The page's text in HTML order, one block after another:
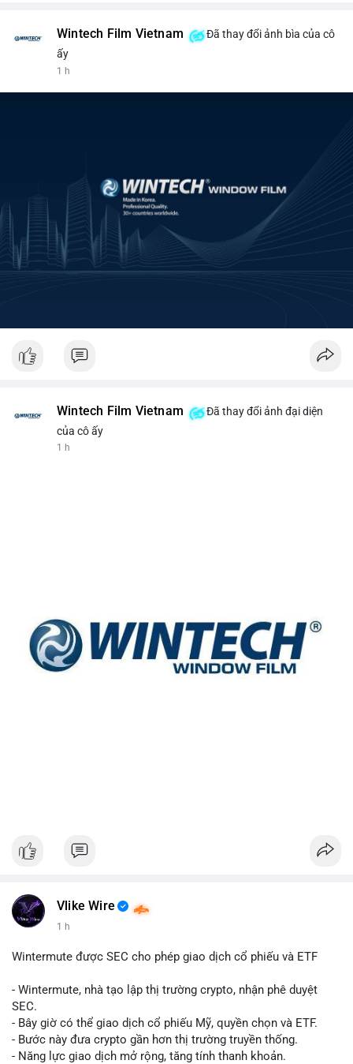
Wintech Film Vietnam
Đã thay đổi ảnh bìa của cô
ấy
1 h
Wintech Film Vietnam
Đã thay đổi ảnh đại diện
của cô ấy
1 h
Vlike Wire
1 h
Wintermute được SEC cho phép giao dịch cổ phiếu và ETF
- Wintermute, nhà tạo lập thị trường crypto, nhận phê duyệt
SEC.
- Bây giờ có thể giao dịch cổ phiếu Mỹ, quyền chọn và ETF.
- Bước này đưa crypto gần hơn thị trường truyền thống.
- Năng lực giao dịch mở rộng, tăng tính thanh khoản.